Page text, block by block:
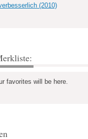
(2010)
favorites will be here.